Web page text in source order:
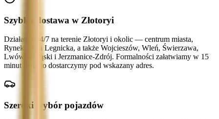
Szybka dostawa w Złotoryi
Działamy 24/7 na terenie Złotoryi i okolic — centrum miasta,
Rynek, ulica Legnicka, a także Wojcieszów, Wleń, Świerzawa,
Lwówek Śląski i Jerzmanice-Zdrój. Formalności załatwiamy w 15
minut — auto dostarczymy pod wskazany adres.
Szeroki wybór pojazdów